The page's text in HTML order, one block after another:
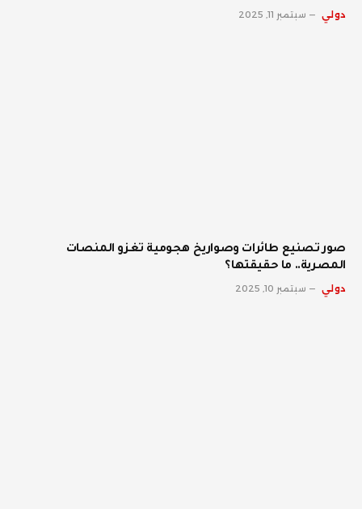
دولي سبتمبر 11, 2025
صور تصنيع طائرات وصواريخ هجومية تغزو المنصات
المصرية.. ما حقيقتها؟
دولي سبتمبر 10, 2025